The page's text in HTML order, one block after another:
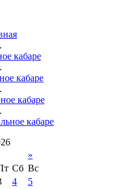
.
кабаре
.
кабаре
.
кабаре
.
кабаре
»
Сб Вс
4
5